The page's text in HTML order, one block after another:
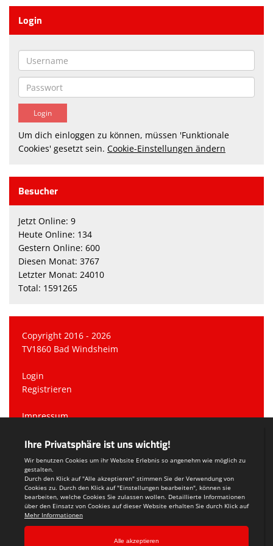
Login
Um dich einloggen zu können, müssen 'Funktionale
Cookies' gesetzt sein. Cookie-Einstellungen ändern
Besucher
Jetzt Online: 9
Heute Online: 134
Gestern Online: 600
Diesen Monat: 3767
Letzter Monat: 24010
Total: 1591265
Copyright 2016 - 2026
TV1860 Bad Windsheim
Login
Registrieren
Impressum
Teamsports 2
Dein Sportverein online